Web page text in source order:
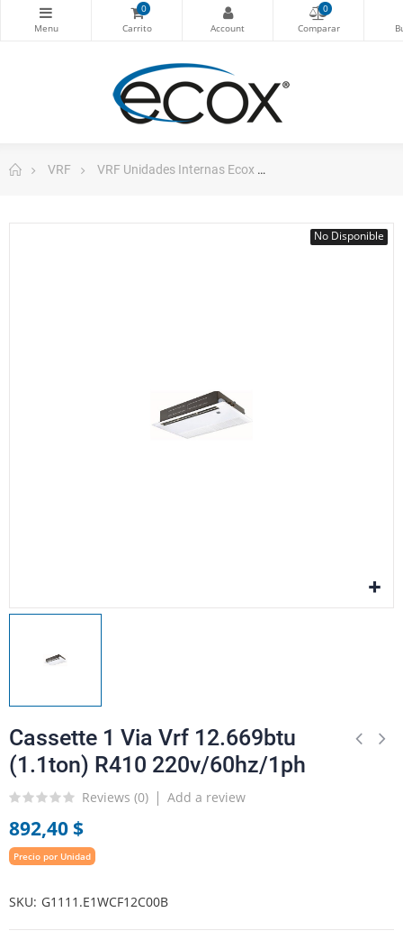
0 0
VRF VRF Unidades Internas Ecox
No Disponible
Cassette 1 Via Vrf 12.669btu
(1.1ton) R410 220v/60hz/1ph
Reviews (0) Add a review
892,40 $
Precio por Unidad
SKU G1111.E1WCF12C00B